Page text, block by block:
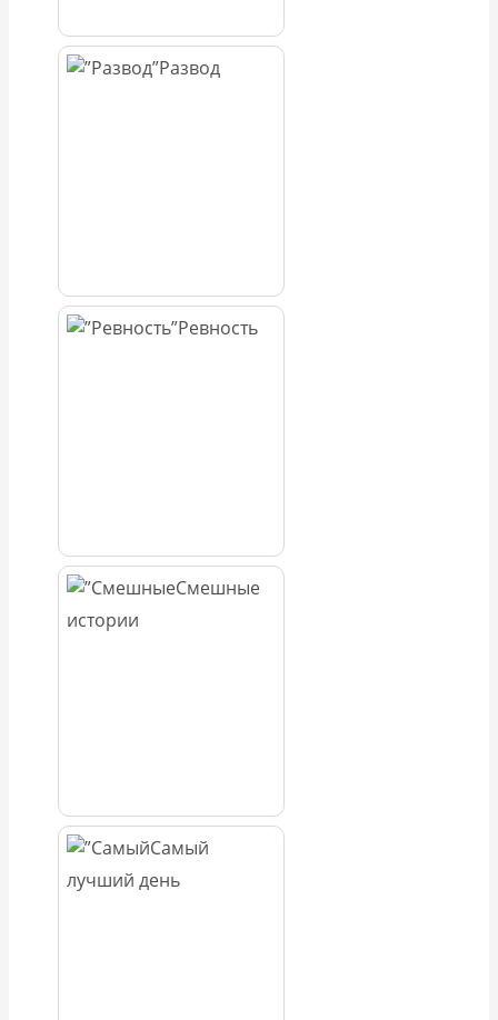
Развод
Ревность
Смешные
истории
Самый
лучший день